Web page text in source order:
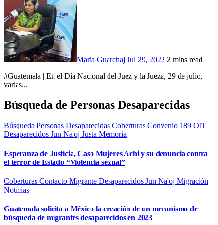
María Guarchaj Jul 29, 2022 2 mins read
#Guatemala | En el Día Nacional del Juez y la Jueza, 29 de julio,
varias...
Búsqueda de Personas Desaparecidas
Búsqueda Personas Desaparecidas Coberturas Convenio 189 OIT
Desaparecidos Jun Na'oj Justa Memoria
Esperanza de Justicia, Caso Mujeres Achi y su denuncia contra
el terror de Estado “Violencia sexual”
Coberturas Contacto Migrante Desaparecidos Jun Na'oj Migración
Noticias
Guatemala solicita a México la creación de un mecanismo de
búsqueda de migrantes desaparecidos en 2023